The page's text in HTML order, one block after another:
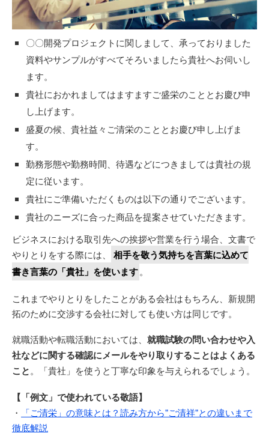
〇〇開発プロジェクトに関しまして、承っておりました
資料やサンプルがすべてそろいましたら貴社へお伺いし
ます。
貴社におかれましてはますますご盛栄のこととお慶び申
し上げます。
盛夏の候、貴社益々ご清栄のこととお慶び申し上げま
す。
勤務形態や勤務時間、待遇などにつきましては貴社の規
定に従います。
貴社にご準備いただくものは以下の通りでございます。
貴社のニーズに合った商品を提案させていただきます。
ビジネスにおける取引先への挨拶や営業を行う場合、文書で
やりとりをする際には、
相手を敬う気持ちを言葉に込めて
書き言葉の「貴社」を使います。
これまでやりとりをしたことがある会社はもちろん、新規開
拓のために交渉する会社に対しても使い方は同じです。
就職活動や転職活動においては、 就職試験の問い合わせや入
社などに関する確認にメールをやり取りすることはよくある
こと。「貴社」を使うと丁寧な印象を与えられるでしょう。
【「例文」で使われている敬語】
・
「ご清栄」の意味とは？読み方から"ご清祥"との違いまで
徹底解説